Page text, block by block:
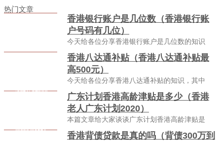
热门文章
香港银行账户是几位数（香港银行账
户号码有几位）
今天给各位分享香港银行账户是几位数的知识
香港八达通补贴（香港八达通补贴最
高500元）
今天给各位分享香港八达通补贴的知识，其中
广东计划香港高龄津贴是多少（香港
老人广东计划2020）
本篇文章给大家谈谈广东计划香港高龄津贴是
香港背债贷款是真的吗（背债300万到